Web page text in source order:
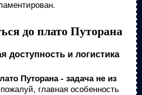
до плато Путорана
доступность и логистика
Путорана - задача не из
главная особенность